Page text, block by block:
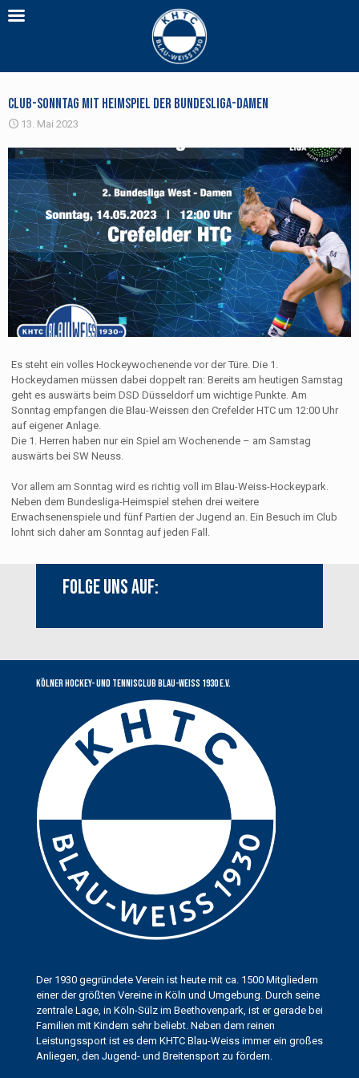
Club-Sonntag mit Heimspiel der Bundesliga-Damen
13. Mai 2023
Es steht ein volles Hockeywochenende vor der Türe. Die 1.
Hockeydamen müssen dabei doppelt ran: Bereits am heutigen Samstag
geht es auswärts beim DSD Düsseldorf um wichtige Punkte. Am
Sonntag empfangen die Blau-Weissen den Crefelder HTC um 12:00 Uhr
auf eigener Anlage.
Die 1. Herren haben nur ein Spiel am Wochenende – am Samstag
auswärts bei SW Neuss.
Vor allem am Sonntag wird es richtig voll im Blau-Weiss-Hockeypark.
Neben dem Bundesliga-Heimspiel stehen drei weitere
Erwachsenenspiele und fünf Partien der Jugend an. Ein Besuch im Club
lohnt sich daher am Sonntag auf jeden Fall.
Folge uns auf:
Kölner Hockey- und Tennisclub Blau-Weiss 1930 e.V.
Der 1930 gegründete Verein ist heute mit ca. 1500 Mitgliedern
einer der größten Vereine in Köln und Umgebung. Durch seine
zentrale Lage, in Köln-Sülz im Beethovenpark, ist er gerade bei
Familien mit Kindern sehr beliebt. Neben dem reinen
Leistungssport ist es dem KHTC Blau-Weiss immer ein großes
Anliegen, den Jugend- und Breitensport zu fördern.